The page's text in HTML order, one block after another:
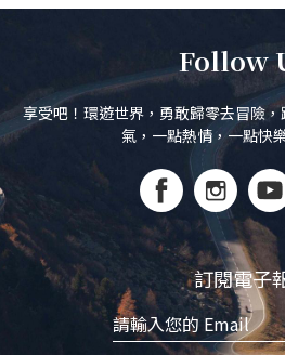
Follow
享受吧！環遊世界，勇敢歸零去冒險
氣，一點熱情，一點快
訂閱電子